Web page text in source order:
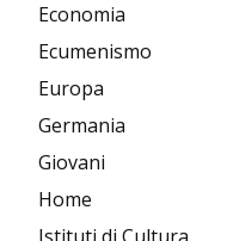
Economia
Ecumenismo
Europa
Germania
Giovani
Home